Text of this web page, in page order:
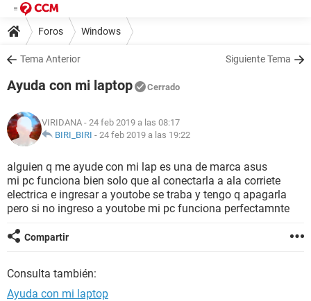
Foros Windows
Tema Anterior Siguiente Tema
Ayuda con mi laptop Cerrado
VIRIDANA - 24 feb 2019 a las 08:17
BIRI_BIRI - 24 feb 2019 a las 19:22
alguien q me ayude con mi lap es una de marca asus
mi pc funciona bien solo que al conectarla a ala corriete
electrica e ingresar a youtobe se traba y tengo q apagarla
pero si no ingreso a youtobe mi pc funciona perfectamnte
Compartir
Consulta también:
Ayuda con mi laptop